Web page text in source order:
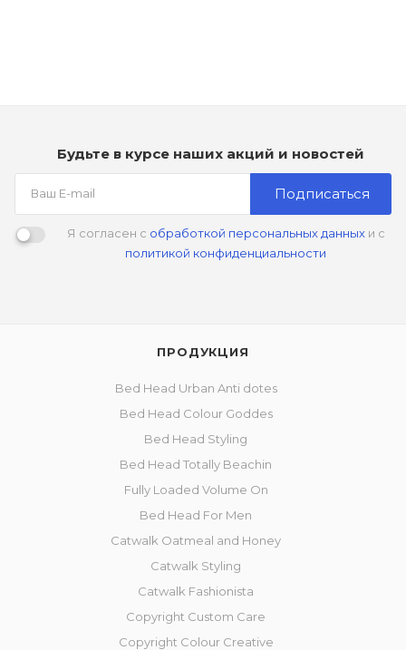
Будьте в курсе наших акций и новостей
Подписаться
Я согласен с обработкой персональных данныхи с
политикой конфиденциальности
ПРОДУКЦИЯ
Bed Head Urban Anti dotes
Bed Head Colour Goddes
Bed Head Styling
Bed Head Totally Beachin
Fully Loaded Volume On
Bed Head For Men
Catwalk Oatmeal and Honey
Catwalk Styling
Catwalk Fashionista
Copyright Custom Care
Copyright Colour Creative